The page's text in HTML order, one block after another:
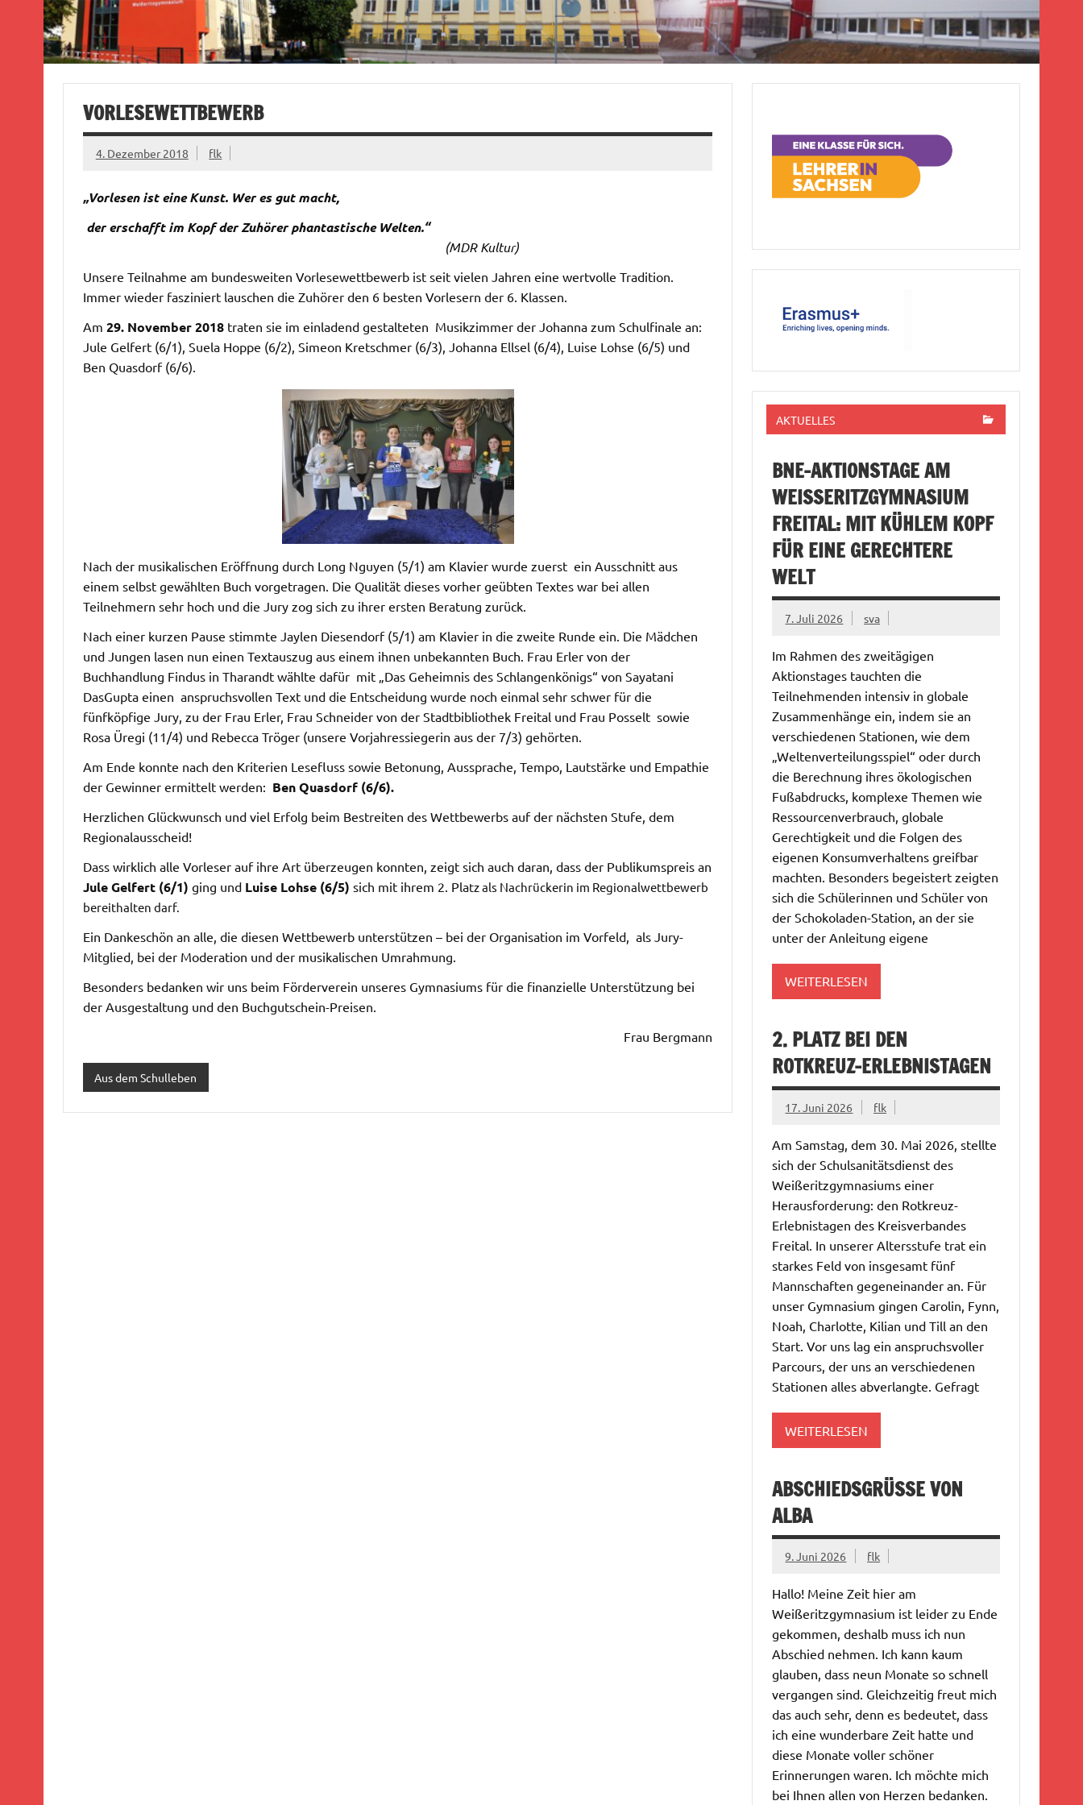
VORLESEWETTBEWERB
4. Dezember 2018 flk
„Vorlesen ist eine Kunst. Wer es gut macht,
der erschafft im Kopf der Zuhörer phantastische Welten.“
(MDR Kultur)
Unsere Teilnahme am bundesweiten Vorlesewettbewerb ist seit vielen Jahren eine wertvolle Tradition.
Immer wieder fasziniert lauschen die Zuhörer den 6 besten Vorlesern der 6. Klassen.
Am 29. November 2018traten sie im einladend gestalteten Musikzimmer der Johanna zum Schulfinale an:
Jule Gelfert (6/1), Suela Hoppe (6/2), Simeon Kretschmer (6/3), Johanna Ellsel (6/4), Luise Lohse (6/5) und
Ben Quasdorf (6/6).
Nach der musikalischen Eröffnung durch Long Nguyen (5/1) am Klavier wurde zuerst ein Ausschnitt aus
einem selbst gewählten Buch vorgetragen. Die Qualität dieses vorher geübten Textes war bei allen
Teilnehmern sehr hoch und die Jury zog sich zu ihrer ersten Beratung zurück.
Nach einer kurzen Pause stimmte Jaylen Diesendorf (5/1) am Klavier in die zweite Runde ein. Die Mädchen
und Jungen lasen nun einen Textauszug aus einem ihnen unbekannten Buch. Frau Erler von der
Buchhandlung Findus in Tharandt wählte dafür mit „Das Geheimnis des Schlangenkönigs“ von Sayatani
DasGupta einen anspruchsvollen Text und die Entscheidung wurde noch einmal sehr schwer für die
fünfköpfige Jury, zu der Frau Erler, Frau Schneider von der Stadtbibliothek Freital und Frau Posselt sowie
Rosa Üregi (11/4) und Rebecca Tröger (unsere Vorjahressiegerin aus der 7/3) gehörten.
Am Ende konnte nach den Kriterien Lesefluss sowie Betonung, Aussprache, Tempo, Lautstärke und Empathie
der Gewinner ermittelt werden: Ben Quasdorf (6/6).
Herzlichen Glückwunsch und viel Erfolg beim Bestreiten des Wettbewerbs auf der nächsten Stufe, dem
Regionalausscheid!
Dass wirklich alle Vorleser auf ihre Art überzeugen konnten, zeigt sich auch daran, dass der Publikumspreis an
Jule Gelfert (6/1) ging und Luise Lohse (6/5) sich mit ihrem 2. Platz als Nachrückerin im Regionalwettbewerb
bereithalten darf.
Ein Dankeschön an alle, die diesen Wettbewerb unterstützen – bei der Organisation im Vorfeld, als Jury-
Mitglied, bei der Moderation und der musikalischen Umrahmung.
Besonders bedanken wir uns beim Förderverein unseres Gymnasiums für die finanzielle Unterstützung bei
der Ausgestaltung und den Buchgutschein-Preisen.
Frau Bergmann
Aus dem Schulleben
AKTUELLES
BNE-AKTIONSTAGE AM
WEISSERITZGYMNASIUM F
REITAL: MIT KÜHLEM KOPF F
ÜR EINE GERECHTERE W
ELT
7. Juli 2026 sva
Im Rahmen des zweitägigen
Aktionstages tauchten die
Teilnehmenden intensiv in globale
Zusammenhänge ein, indem sie an
verschiedenen Stationen, wie dem
„Weltenverteilungsspiel“ oder durch
die Berechnung ihres ökologischen
Fußabdrucks, komplexe Themen wie
Ressourcenverbrauch, globale
Gerechtigkeit und die Folgen des
eigenen Konsumverhaltens greifbar
machten. Besonders begeistert zeigten
sich die Schülerinnen und Schüler von
der Schokoladen-Station, an der sie
unter der Anleitung eigene
WEITERLESEN
2. PLATZ BEI DEN
ROTKREUZ-ERLEBNISTAGEN
17. Juni 2026 flk
Am Samstag, dem 30. Mai 2026, stellte
sich der Schulsanitätsdienst des
Weißeritzgymnasiums einer
Herausforderung: den Rotkreuz-
Erlebnistagen des Kreisverbandes
Freital. In unserer Altersstufe trat ein
starkes Feld von insgesamt fünf
Mannschaften gegeneinander an. ​Für
unser Gymnasium gingen Carolin, Fynn,
Noah, Charlotte, Kilian und Till an den
Start. Vor uns lag ein anspruchsvoller
Parcours, der uns an verschiedenen
Stationen alles abverlangte. Gefragt
WEITERLESEN
ABSCHIEDSGRÜSSE VON A
LBA
9. Juni 2026 flk
Hallo! Meine Zeit hier am
Weißeritzgymnasium ist leider zu Ende
gekommen, deshalb muss ich nun
Abschied nehmen. Ich kann kaum
glauben, dass neun Monate so schnell
vergangen sind. Gleichzeitig freut mich
das auch sehr, denn es bedeutet, dass
ich eine wunderbare Zeit hatte und
diese Monate voller schöner
Erinnerungen waren. Ich möchte mich
bei Ihnen allen von Herzen bedanken.